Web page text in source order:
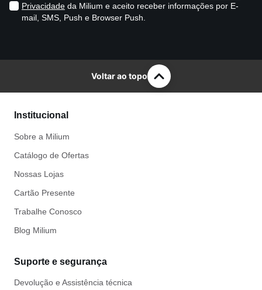
Privacidade da Milium e aceito receber informações por E-
mail, SMS, Push e Browser Push.
Voltar ao topo
Institucional
Sobre a Milium
Catálogo de Ofertas
Nossas Lojas
Cartão Presente
Trabalhe Conosco
Blog Milium
Suporte e segurança
Devolução e Assistência técnica